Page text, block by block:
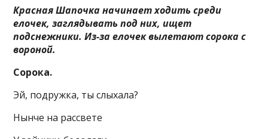
Красная Шапочка начинает ходить среди
елочек, заглядывать под них, ищет
подснежники. Из-за елочек вылетают сорока с
вороной.
Сорока.
Эй, подружка, ты слыхала?
Нынче на рассвете